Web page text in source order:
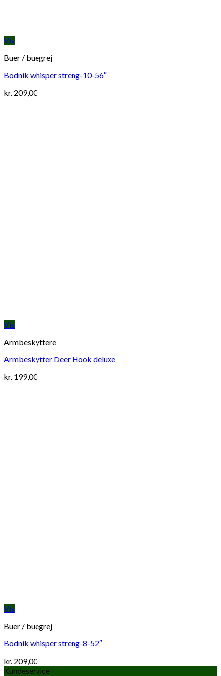
Vis
Buer / buegrej
Bodnik whisper streng-10-56″
kr. 209,00
Vis
Armbeskyttere
Armbeskytter Deer Hook deluxe
kr. 199,00
Vis
Buer / buegrej
Bodnik whisper streng-8-52″
kr. 209,00
Kundeservice